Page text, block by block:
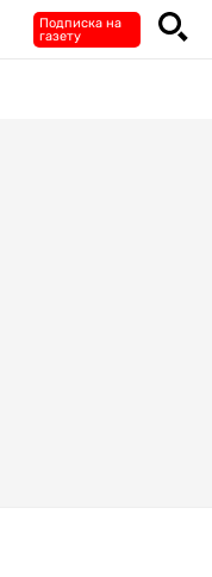
Подписка на
газету